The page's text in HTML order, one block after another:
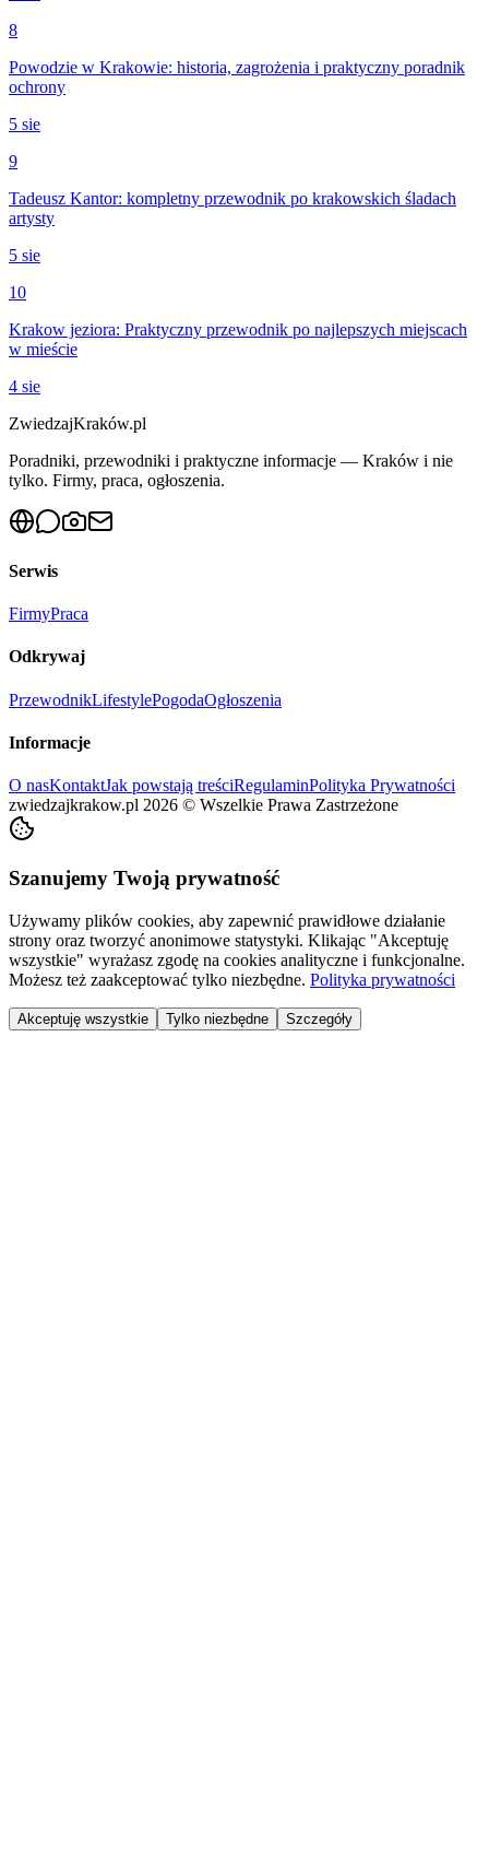
8
Powodzie w Krakowie: historia, zagrożenia i praktyczny poradnik
ochrony
5 sie
9
Tadeusz Kantor: kompletny przewodnik po krakowskich śladach
artysty
5 sie
10
Krakow jeziora: Praktyczny przewodnik po najlepszych miejscach
w mieście
4 sie
ZwiedzajKraków.pl
Poradniki, przewodniki i praktyczne informacje — Kraków i nie
tylko. Firmy, praca, ogłoszenia.
Serwis
FirmyPraca
Odkrywaj
PrzewodnikLifestylePogodaOgłoszenia
Informacje
O nasKontaktJak powstają treściRegulaminPolityka Prywatności
zwiedzajkrakow.pl 2026 © Wszelkie Prawa Zastrzeżone
Szanujemy Twoją prywatność
Używamy plików cookies, aby zapewnić prawidłowe działanie
strony oraz tworzyć anonimowe statystyki. Klikając "Akceptuję
wszystkie" wyrażasz zgodę na cookies analityczne i funkcjonalne.
Możesz też zaakceptować tylko niezbędne. Polityka prywatności
Akceptuję wszystkie Tylko niezbędne Szczegóły